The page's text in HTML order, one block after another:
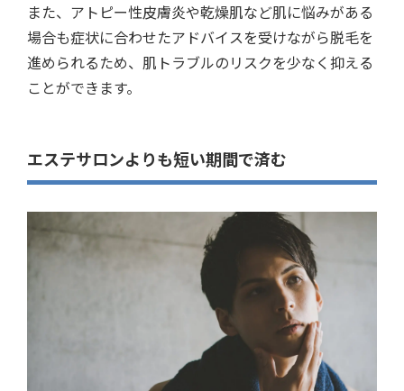
また、アトピー性皮膚炎や乾燥肌など肌に悩みがある
場合も症状に合わせたアドバイスを受けながら脱毛を
進められるため、肌トラブルのリスクを少なく抑える
ことができます。
エステサロンよりも短い期間で済む